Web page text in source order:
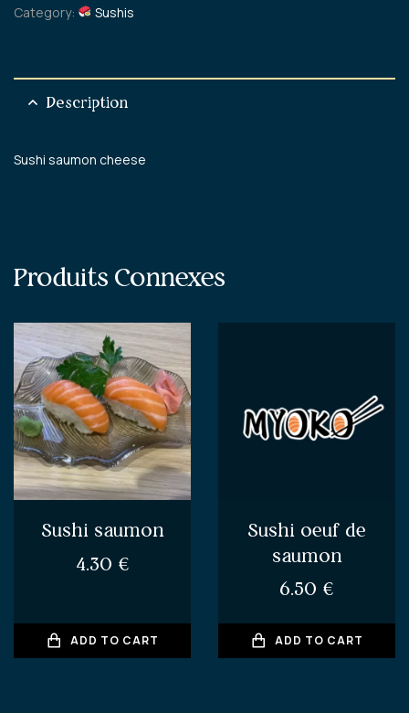
Category: Sushis
Description
Sushi saumon cheese
Produits Connexes
Sushi saumon
4.30 €
ADD TO CART
Sushi oeuf de
saumon
6.50 €
ADD TO CART